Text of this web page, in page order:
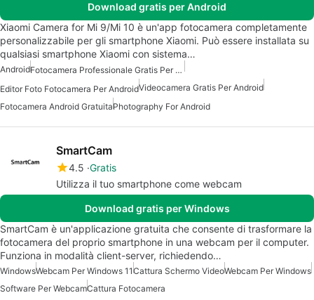
Download gratis per Android
Xiaomi Camera for Mi 9/Mi 10 è un'app fotocamera completamente
personalizzabile per gli smartphone Xiaomi. Può essere installata su
qualsiasi smartphone Xiaomi con sistema…
Android
Fotocamera Professionale Gratis Per Android
Editor Foto Fotocamera Per AndroidVideocamera Gratis Per Android
Fotocamera Android GratuitaPhotography For Android
SmartCam
4.5 Gratis
Utilizza il tuo smartphone come webcam
Download gratis per Windows
SmartCam è un'applicazione gratuita che consente di trasformare la
fotocamera del proprio smartphone in una webcam per il computer.
Funziona in modalità client-server, richiedendo…
WindowsWebcam Per Windows 11Cattura Schermo VideoWebcam Per Windows
Software Per WebcamCattura Fotocamera